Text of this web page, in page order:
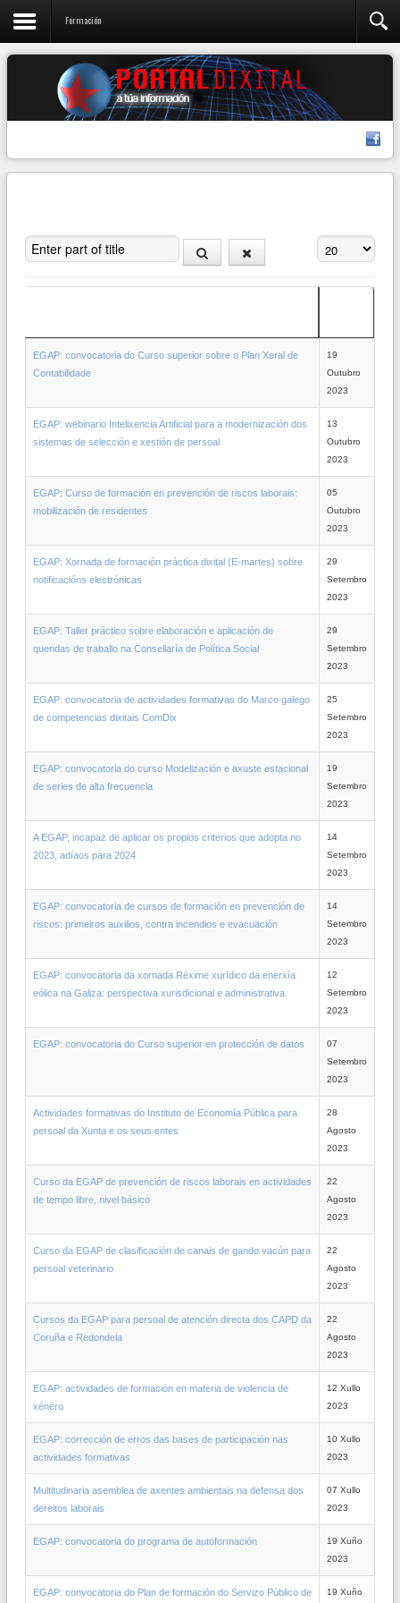
Formación
Enter part of title Amosar #
EGAP: convocatoria do Curso superior sobre o Plan Xeral de
Contabilidade
19
Outubro
2023
EGAP: webinario Intelixencia Artificial para a modernización dos
sistemas de selección e xestión de persoal
13
Outubro
2023
EGAP: Curso de formación en prevención de riscos laborais:
mobilización de residentes
05
Outubro
2023
EGAP: Xornada de formación práctica dixital (E-martes) sobre
notificacións electrónicas
29
Setembro
2023
EGAP: Taller práctico sobre elaboración e aplicación de
quendas de traballo na Consellaría de Política Social
29
Setembro
2023
EGAP: convocatoria de actividades formativas do Marco galego
de competencias dixitais ComDix
25
Setembro
2023
EGAP: convocatoria do curso Modelización e axuste estacional
de series de alta frecuencia
19
Setembro
2023
A EGAP, incapaz de aplicar os propios criterios que adopta no
2023, adíaos para 2024
14
Setembro
2023
EGAP: convocatoria de cursos de formación en prevención de
riscos: primeiros auxilios, contra incendios e evacuación
14
Setembro
2023
EGAP: convocatoria da xornada Réxime xurídico da enerxía
eólica na Galiza: perspectiva xurisdicional e administrativa
12
Setembro
2023
EGAP: convocatoria do Curso superior en protección de datos
07
Setembro
2023
Actividades formativas do Instituto de Economía Pública para
persoal da Xunta e os seus entes
28
Agosto
2023
Curso da EGAP de prevención de riscos laborais en actividades
de tempo libre, nivel básico
22
Agosto
2023
Curso da EGAP de clasificación de canais de gando vacún para
persoal veterinario
22
Agosto
2023
Cursos da EGAP para persoal de atención directa dos CAPD da
Coruña e Redondela
22
Agosto
2023
EGAP: actividades de formación en materia de violencia de
xénero
12 Xullo
2023
EGAP: corrección de erros das bases de participación nas
actividades formativas
10 Xullo
2023
Multitudinaria asemblea de axentes ambientais na defensa dos
dereitos laborais
07 Xullo
2023
EGAP: convocatoria do programa de autoformación
19 Xuño
2023
EGAP: convocatoria do Plan de formación do Servizo Público de 19 Xuño